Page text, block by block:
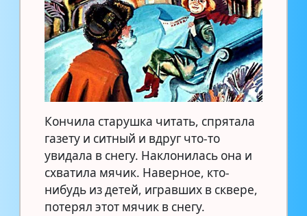
Кончила старушка читать, спрятала
газету и ситный и вдруг что-то
увидала в снегу. Наклонилась она и
схватила мячик. Наверное, кто-
нибудь из детей, игравших в сквере,
потерял этот мячик в снегу.